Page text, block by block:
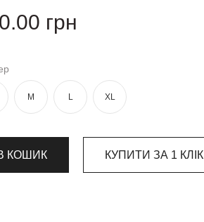
грн
M L XL
КОШИК КУПИТИ ЗА 1 КЛIК